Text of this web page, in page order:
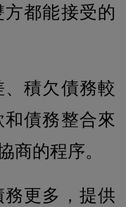
都能接受的
積欠債務較
債務整合來
商的程序。
更多，提供